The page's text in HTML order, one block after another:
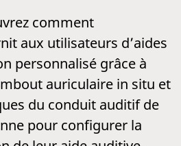
comment
aux utilisateurs d’aides
personnalisé grâce à
auriculaire in situ et
du conduit auditif de
pour configurer la